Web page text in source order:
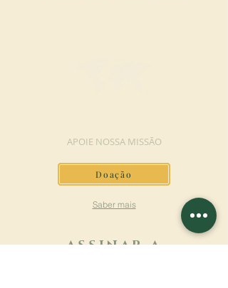
APOIE NOSSA MISSÃO
Doação
Saber mais
ASSINAR A